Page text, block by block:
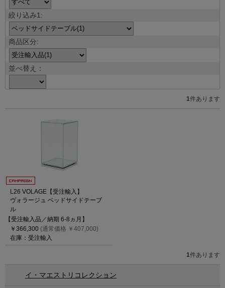
並べ替え：
1件あります
L26 VOLAGE【受注輸入】
ヴォラージュ ベッドサイドテーブ
ル
【受注輸入品／納期 6-8ヵ月】
￥366,300 (通常価格 ￥407,000)
在庫：受注輸入
1件あります
イ・マエストリコレクション